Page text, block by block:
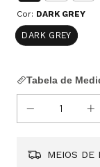
Cor: DARK GREY
DARK GREY
Tabela de
MEIOS DE